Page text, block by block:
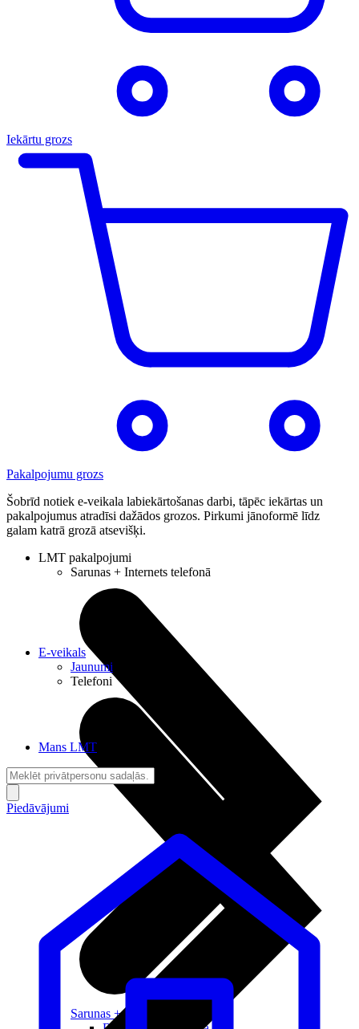
Iekārtu grozs
Pakalpojumu grozs
Šobrīd notiek e-veikala labiekārtošanas darbi, tāpēc iekārtas un
pakalpojumus atradīsi dažādos grozos. Pirkumi jānoformē līdz
galam katrā grozā atsevišķi.
LMT pakalpojumi
Sarunas + Internets telefonā
Sarunas + Internets
E-veikals
Jaunumi
Telefoni
Mans LMT
Piedāvājumi